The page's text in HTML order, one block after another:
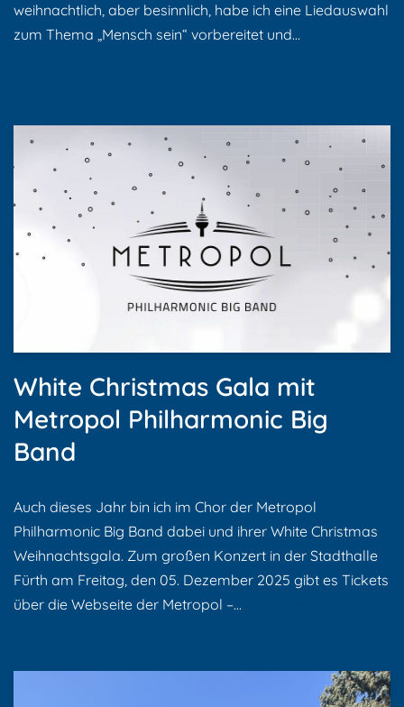
weihnachtlich, aber besinnlich, habe ich eine Liedauswahl
zum Thema „Mensch sein“ vorbereitet und…
White Christmas Gala mit
Metropol Philharmonic Big
Band
Auch dieses Jahr bin ich im Chor der Metropol
Philharmonic Big Band dabei und ihrer White Christmas
Weihnachtsgala. Zum großen Konzert in der Stadthalle
Fürth am Freitag, den 05. Dezember 2025 gibt es Tickets
über die Webseite der Metropol –…